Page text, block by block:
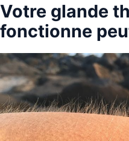
Votre glande
fonctionne